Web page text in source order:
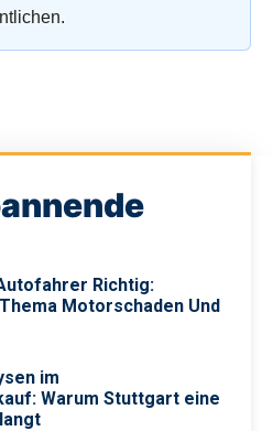
Richtig:
Motorschaden Und
im
Warum Stuttgart eine